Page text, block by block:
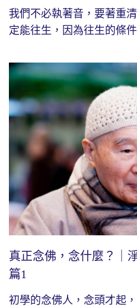
我們不必執著音，要著重
定能往生，因為往生的條
真正念佛，念什麼？｜
篇1
初學的念佛人，念頭才起